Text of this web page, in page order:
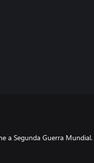
a Segunda Guerra Mundial.